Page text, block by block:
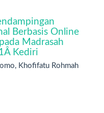
Berbasis Online
Madrasah
Kediri
Khofifatu Rohmah